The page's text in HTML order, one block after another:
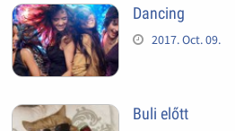
Dancing
2017. Oct. 09.
Buli előtt